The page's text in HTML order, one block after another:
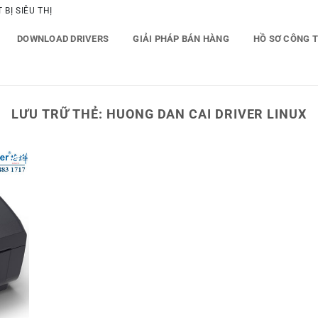
BỊ SIÊU THỊ
DOWNLOAD DRIVERS GIẢI PHÁP BÁN HÀNG HỒ SƠ CÔNG
LƯU TRỮ THẺ: HUONG DAN CAI DRIVER LINUX